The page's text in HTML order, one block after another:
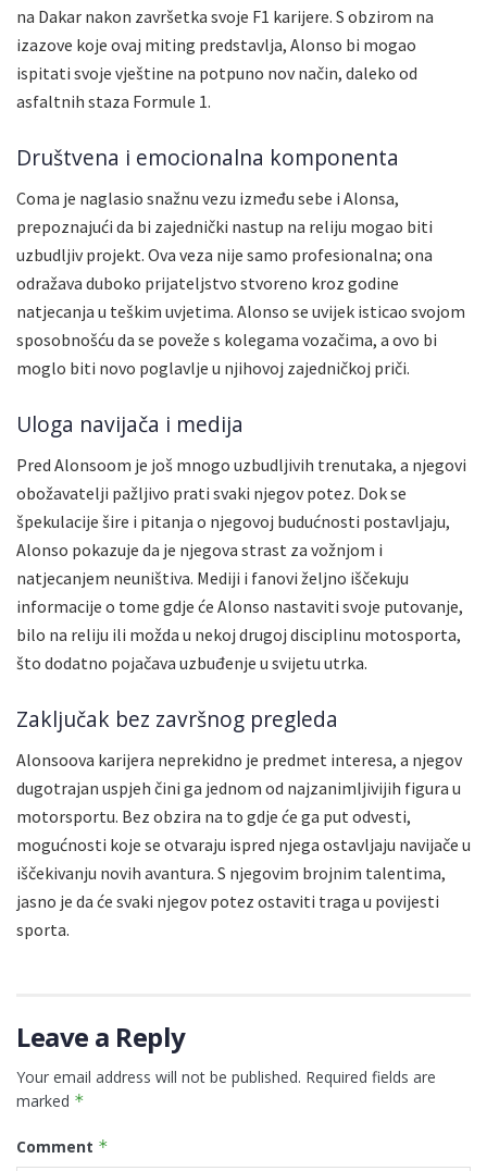
na Dakar nakon završetka svoje F1 karijere. S obzirom na
izazove koje ovaj miting predstavlja, Alonso bi mogao
ispitati svoje vještine na potpuno nov način, daleko od
asfaltnih staza Formule 1.
Društvena i emocionalna komponenta
Coma je naglasio snažnu vezu između sebe i Alonsa,
prepoznajući da bi zajednički nastup na reliju mogao biti
uzbudljiv projekt. Ova veza nije samo profesionalna; ona
odražava duboko prijateljstvo stvoreno kroz godine
natjecanja u teškim uvjetima. Alonso se uvijek isticao svojom
sposobnošću da se poveže s kolegama vozačima, a ovo bi
moglo biti novo poglavlje u njihovoj zajedničkoj priči.
Uloga navijača i medija
Pred Alonsoom je još mnogo uzbudljivih trenutaka, a njegovi
obožavatelji pažljivo prati svaki njegov potez. Dok se
špekulacije šire i pitanja o njegovoj budućnosti postavljaju,
Alonso pokazuje da je njegova strast za vožnjom i
natjecanjem neuništiva. Mediji i fanovi željno iščekuju
informacije o tome gdje će Alonso nastaviti svoje putovanje,
bilo na reliju ili možda u nekoj drugoj disciplinu motosporta,
što dodatno pojačava uzbuđenje u svijetu utrka.
Zaključak bez završnog pregleda
Alonsoova karijera neprekidno je predmet interesa, a njegov
dugotrajan uspjeh čini ga jednom od najzanimljivijih figura u
motorsportu. Bez obzira na to gdje će ga put odvesti,
mogućnosti koje se otvaraju ispred njega ostavljaju navijače u
iščekivanju novih avantura. S njegovim brojnim talentima,
jasno je da će svaki njegov potez ostaviti traga u povijesti
sporta.
Leave a Reply
Your email address will not be published. Required fields are
marked *
Comment *